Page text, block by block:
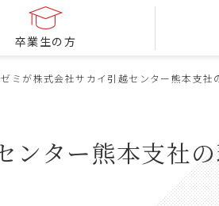
卒業生の方
ミが株式会社サカイ引越センター熊本支社
ンター熊本支社